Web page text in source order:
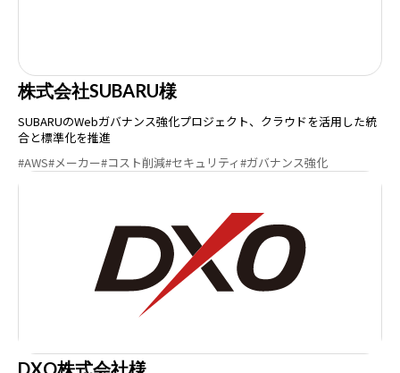
株式会社SUBARU様
SUBARUのWebガバナンス強化プロジェクト、クラウドを活用した統
合と標準化を推進
#AWS#メーカー#コスト削減#セキュリティ#ガバナンス強化
DXO株式会社様